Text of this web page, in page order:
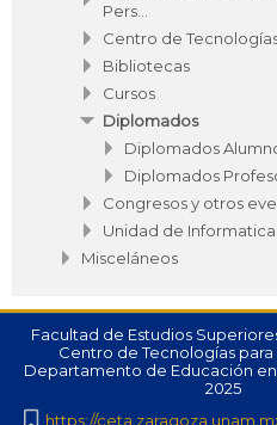
Pers...
Centro de
Bibliotecas
Cursos
Diplomados
Diplomados
Diplomados
Congresos y otros
Unidad de Informatica
Misceláneos
Facultad de Estudios
Centro de Tecnologías
Departamento de Educación en
2025
https://